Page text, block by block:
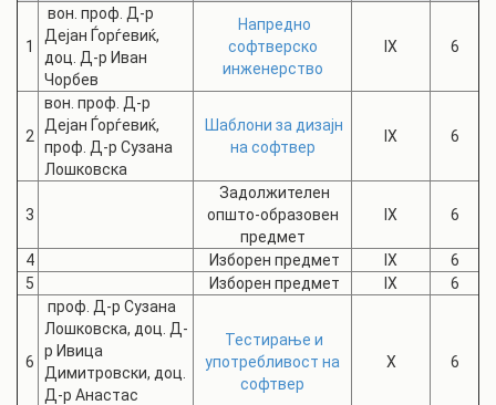
1
вон. проф. Д-р
Дејан Ѓорѓевиќ,
доц. Д-р Иван
Чорбев
Напредно
софтверско
инженерство
IX 6
2
вон. проф. Д-р
Дејан Ѓорѓевиќ,
проф. Д-р Сузана
Лошковска
Шаблони за дизајн
на софтвер
IX 6
3
Задолжителен
општо-образовен
предмет
IX 6
4 Изборен предмет IX
6
5
Изборен предмет IX 6
6
проф. Д-р Сузана
Лошковска, доц. Д-
р Ивица
Димитровски, доц.
Д-р Анастас
Тестирање и
употребливост на
софтвер
X 6